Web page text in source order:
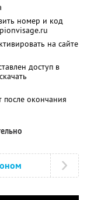
номер и код
на сайте
доступ в
после окончания